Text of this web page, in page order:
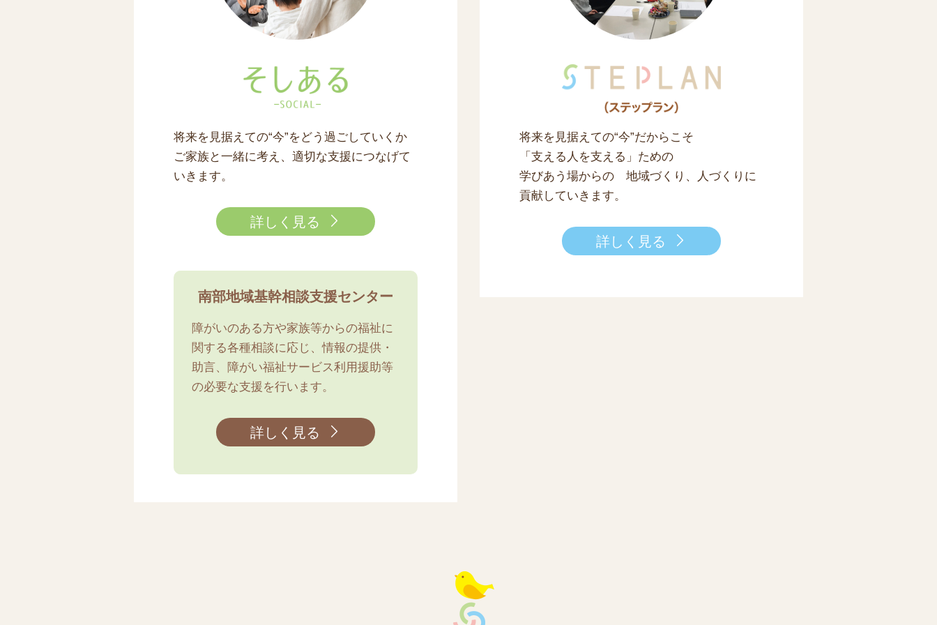
将来を見据えての“今”をどう過ごしていくか
ご家族と一緒に考え、適切な支援につなげて
いきます。
詳しく見る
南部地域基幹相談支援センター
障がいのある方や家族等からの福祉に
関する各種相談に応じ、情報の提供・
助言、障がい福祉サービス利用援助等
の必要な支援を行います。
詳しく見る
将来を見据えての“今”だからこそ
「支える人を支える」ための
学びあう場からの 地域づくり、人づくりに
貢献していきます。
詳しく見る